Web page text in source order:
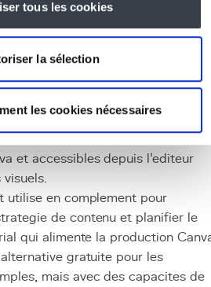
tous les cookies
la sélection
les cookies nécessaires
avance, quand Canva
: outils de planification de
processus de creation.
et accessibles depuis l'editeur
utilise en complement pour
de contenu et planifier le
qui alimente la production
gratuite pour les
mais avec des capacites de